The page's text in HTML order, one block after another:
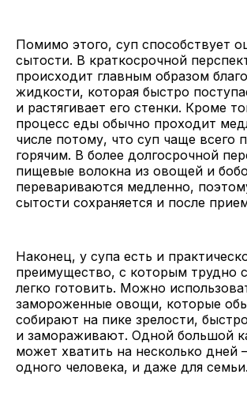
Помимо этого, суп способствует
сытости. В краткосрочной
происходит главным образом
жидкости, которая быстро
и растягивает его стенки. Кроме
процесс еды обычно проходит
числе потому, что суп чаще всего
горячим. В более долгосрочной
пищевые волокна из овощей и
перевариваются медленно,
сытости сохраняется и после
Наконец, у супа есть и
преимущество, с которым трудно
легко готовить. Можно
замороженные овощи, которые
собирают на пике зрелости,
и замораживают. Одной большой
может хватить на несколько дней
одного человека, и даже для семьи.